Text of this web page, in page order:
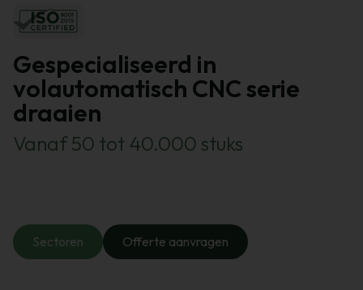
Gespecialiseerd in
volautomatisch CNC serie
draaien
Vanaf 50 tot 40.000 stuks
Sectoren Offerte aanvragen